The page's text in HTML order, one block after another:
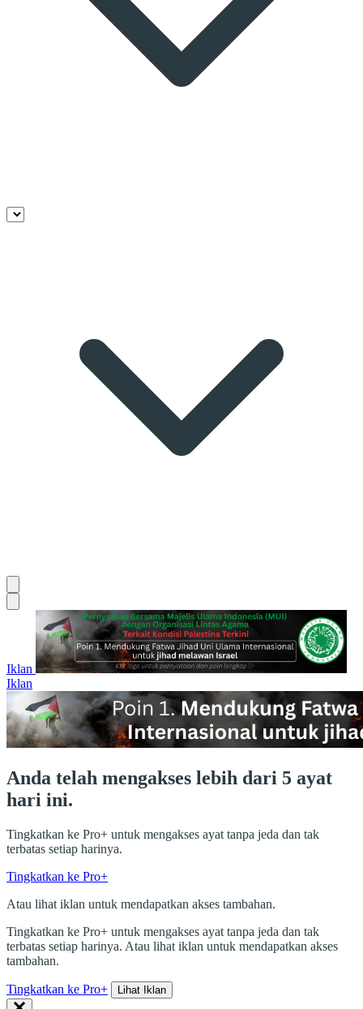
Iklan
Iklan
Anda telah mengakses lebih dari 5 ayat
hari ini.
Tingkatkan ke Pro+ untuk mengakses ayat tanpa jeda dan tak
terbatas setiap harinya.
Tingkatkan ke Pro+
Atau lihat iklan untuk mendapatkan akses tambahan.
Tingkatkan ke Pro+ untuk mengakses ayat tanpa jeda dan tak
terbatas setiap harinya. Atau lihat iklan untuk mendapatkan akses
tambahan.
Tingkatkan ke Pro+ Lihat Iklan